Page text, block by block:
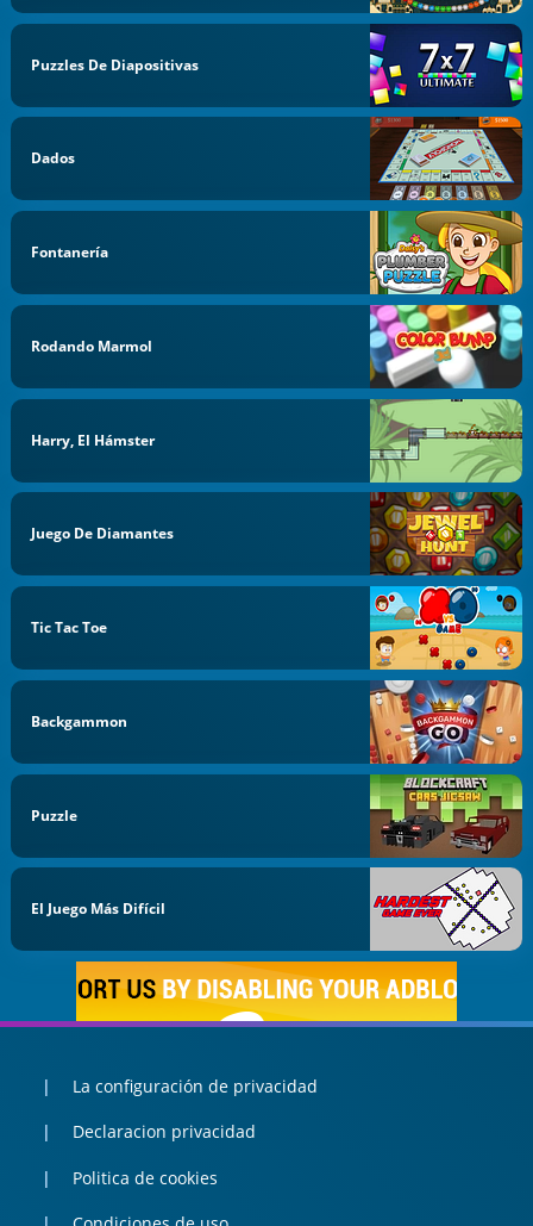
Puzzles De Diapositivas
Dados
Fontanería
Rodando Marmol
Harry, El Hámster
Juego De Diamantes
Tic Tac Toe
Backgammon
Puzzle
El Juego Más Difícil
La configuración de privacidad
Declaracion privacidad
Politica de cookies